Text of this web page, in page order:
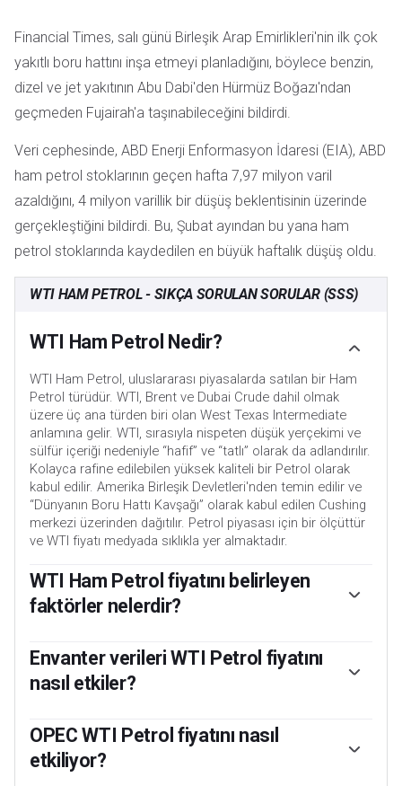
Financial Times, salı günü Birleşik Arap Emirlikleri'nin ilk çok
yakıtlı boru hattını inşa etmeyi planladığını, böylece benzin,
dizel ve jet yakıtının Abu Dabi'den Hürmüz Boğazı'ndan
geçmeden Fujairah'a taşınabileceğini bildirdi.
Veri cephesinde, ABD Enerji Enformasyon İdaresi (EIA), ABD
ham petrol stoklarının geçen hafta 7,97 milyon varil
azaldığını, 4 milyon varillik bir düşüş beklentisinin üzerinde
gerçekleştiğini bildirdi. Bu, Şubat ayından bu yana ham
petrol stoklarında kaydedilen en büyük haftalık düşüş oldu.
WTI HAM PETROL - SIKÇA SORULAN SORULAR (SSS)
WTI Ham Petrol Nedir?
WTI Ham Petrol, uluslararası piyasalarda satılan bir Ham
Petrol türüdür. WTI, Brent ve Dubai Crude dahil olmak
üzere üç ana türden biri olan West Texas Intermediate
anlamına gelir. WTI, sırasıyla nispeten düşük yerçekimi ve
sülfür içeriği nedeniyle “hafif” ve “tatlı” olarak da adlandırılır.
Kolayca rafine edilebilen yüksek kaliteli bir Petrol olarak
kabul edilir. Amerika Birleşik Devletleri'nden temin edilir ve
“Dünyanın Boru Hattı Kavşağı” olarak kabul edilen Cushing
merkezi üzerinden dağıtılır. Petrol piyasası için bir ölçüttür
ve WTI fiyatı medyada sıklıkla yer almaktadır.
WTI Ham Petrol fiyatını belirleyen
faktörler nelerdir?
temel itici güçleridir. Bu nedenle, küresel büyüme artan
talebin itici gücü olabilir ve zayıf küresel büyüme için bunun
tersi de geçerlidir. Siyasi istikrarsızlık, savaşlar ve
Petrol üreten başlıca ülkelerden oluşan OPEC'in kararları,
fiyatın bir diğer önemli itici gücüdür. ABD Dolarının değeri
WTI Ham Petrol fiyatını etkiler, çünkü Petrol ağırlıklı olarak
Envanter verileri WTI Petrol fiyatını
nasıl etkiler?
tarafından yayınlanan haftalık Petrol envanter raporları WTI
Ham Petrol fiyatını etkilemektedir. Stoklardaki değişiklikler
arz ve talepteki dalgalanmaları yansıtır. Veriler stoklarda bir
OPEC WTI Petrol fiyatını nasıl
etkiliyor?